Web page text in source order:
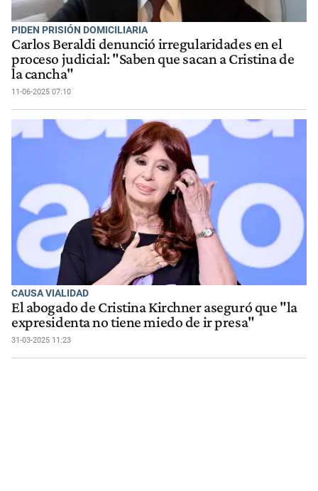
PIDEN PRISIÓN DOMICILIARIA
Carlos Beraldi denunció irregularidades en el
proceso judicial: "Saben que sacan a Cristina de
la cancha"
11-06-2025 07:10
CAUSA VIALIDAD
El abogado de Cristina Kirchner aseguró que "la
expresidenta no tiene miedo de ir presa"
31-03-2025 11:23